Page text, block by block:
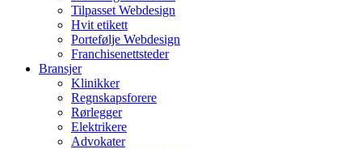
Tilpasset Webdesign
Hvit etikett
Portefølje Webdesign
Franchisenettsteder
Bransjer
Klinikker
Regnskapsforere
Rørlegger
Elektrikere
Advokater